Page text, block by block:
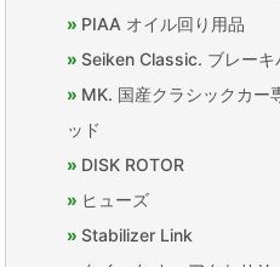
PIAA オイル回り用品
Seiken Classic. ブレーキ
MK. 国産クラシックカー
ッド
DISK ROTOR
ヒューズ
Stabilizer Link